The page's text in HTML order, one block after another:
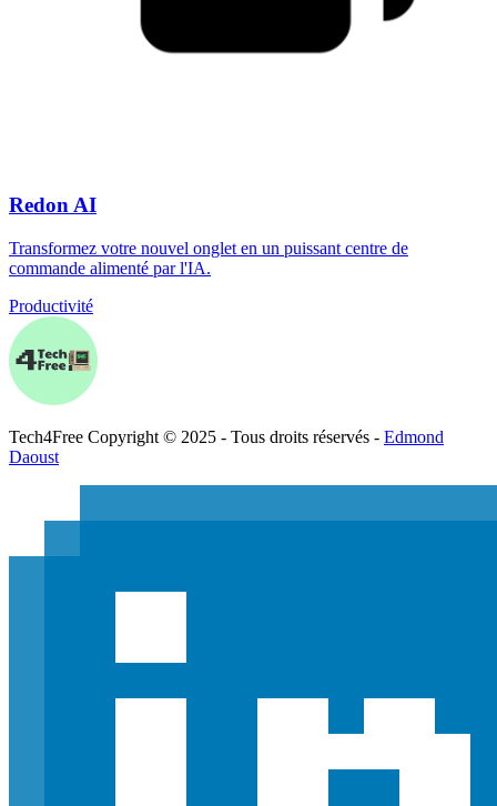
Redon AI
Transformez votre nouvel onglet en un puissant centre de
commande alimenté par l'IA.
Productivité
Tech4Free Copyright © 2025 - Tous droits réservés - Edmond
Daoust